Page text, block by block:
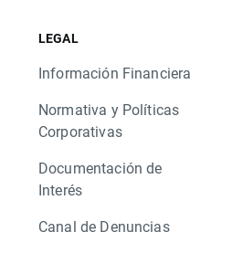
LEGAL
Información Financiera
Normativa y Políticas
Corporativas
Documentación de
Interés
Canal de Denuncias